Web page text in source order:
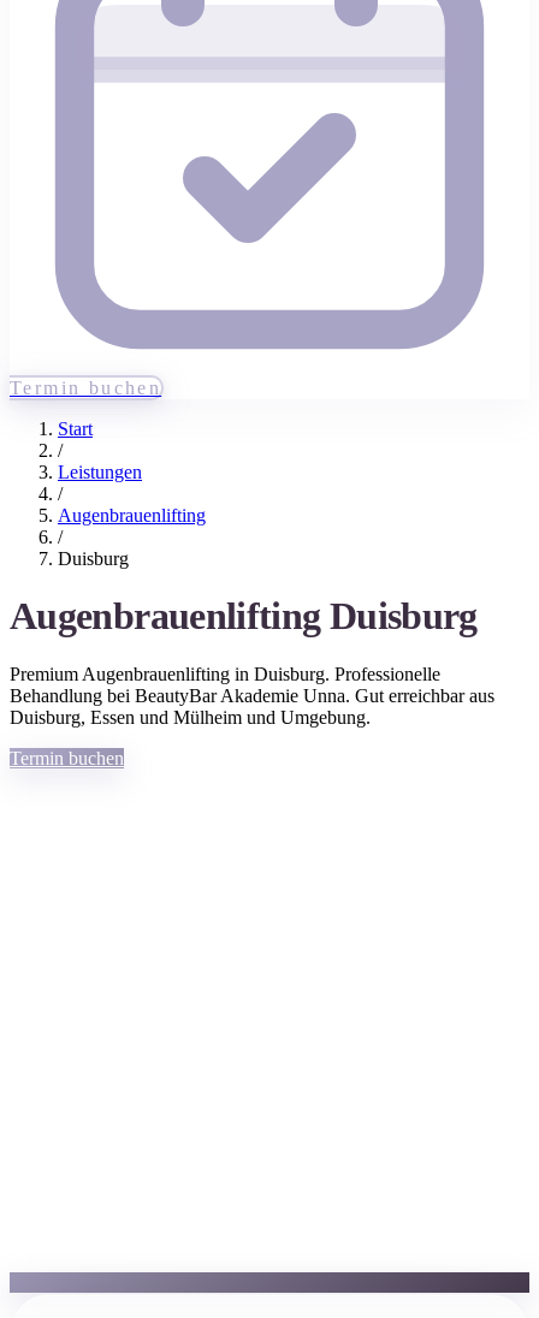
Termin buchen
Start
/
Leistungen
/
Augenbrauenlifting
/
Duisburg
Augenbrauenlifting Duisburg
Premium Augenbrauenlifting in Duisburg. Professionelle
Behandlung bei BeautyBar Akademie Unna. Gut erreichbar aus
Duisburg, Essen und Mülheim und Umgebung.
Termin buchen